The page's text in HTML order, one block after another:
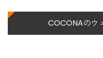
COCONAのウ